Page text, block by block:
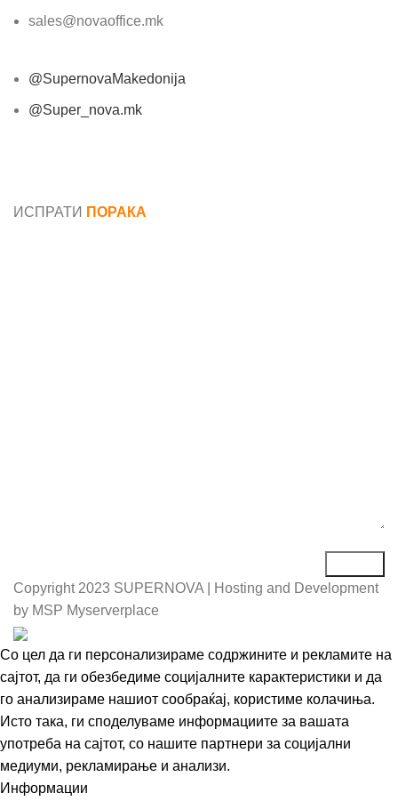
sales@novaoffice.mk
@SupernovaMakedonija
@Super_nova.mk
ИСПРАТИ ПОРАКА
Copyright 2023 SUPERNOVA | Hosting and Development
by MSP Myserverplace
Со цел да ги персонализираме содржините и рекламите на
сајтот, да ги обезбедиме социјалните карактеристики и да
го анализираме нашиот сообраќај, користиме колачиња.
Исто така, ги споделуваме информациите за вашата
употреба на сајтот, со нашите партнери за социјални
медиуми, рекламирање и анализи.
Информации